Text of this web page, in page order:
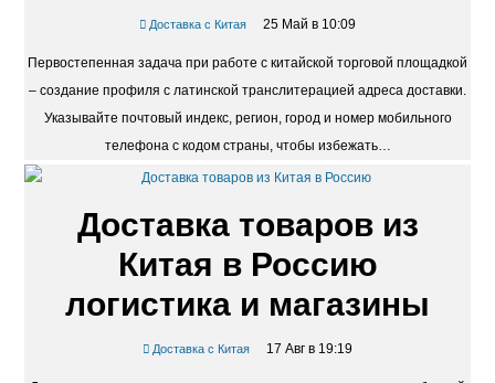
Доставка с Китая 25 Май в 10:09
Первостепенная задача при работе с китайской торговой площадкой
– создание профиля с латинской транслитерацией адреса доставки.
Указывайте почтовый индекс, регион, город и номер мобильного
телефона с кодом страны, чтобы избежать…
Доставка товаров из
Китая в Россию
логистика и магазины
Доставка с Китая 17 Авг в 19:19